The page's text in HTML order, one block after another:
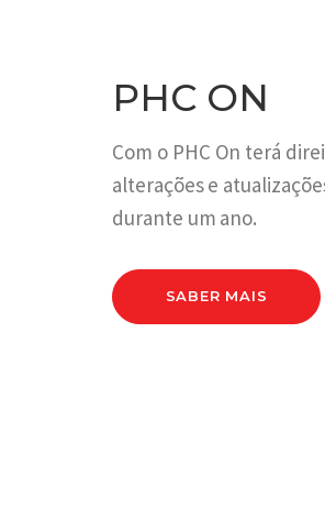
PHC ON
Com o PHC On terá
alterações e
durante um ano.
SABER MAIS